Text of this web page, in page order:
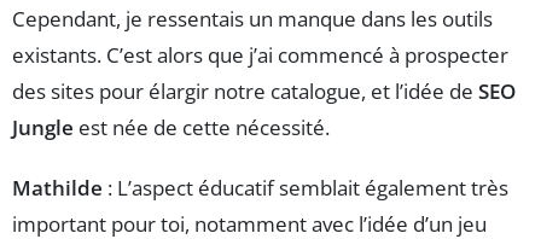
Cependant, je ressentais un manque dans les outils
existants. C’est alors que j’ai commencé à prospecter
des sites pour élargir notre catalogue, et l’idée de SEO
Jungle est née de cette nécessité.
Mathilde : L’aspect éducatif semblait également très
important pour toi, notamment avec l’idée d’un jeu